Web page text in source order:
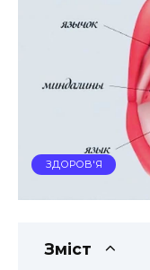
ЗДОРОВ'Я
Зміст